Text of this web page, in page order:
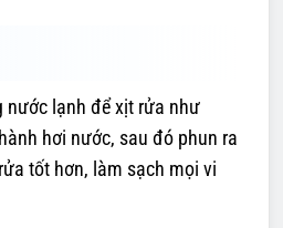
nước lạnh để xịt rửa như
hơi nước, sau đó phun ra
tốt hơn, làm sạch mọi vi